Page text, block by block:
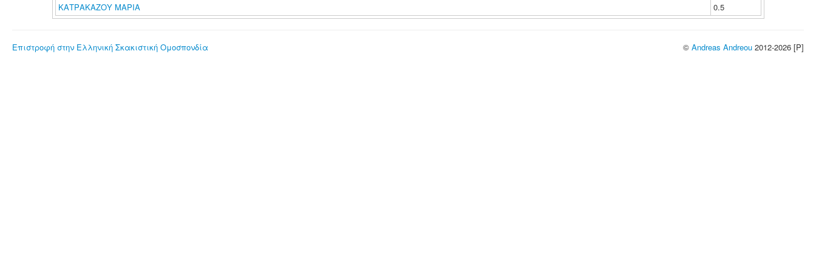
ΚΑΤΡΑΚΑΖΟΥ ΜΑΡΙΑ 0.5
Επιστροφή στην Ελληνική Σκακιστική Ομοσπονδία © Andreas Andreou 2012-2026 [P]